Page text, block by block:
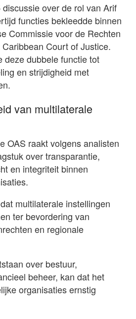
over de rol van Arif
functies bekleedde binnen
Commissie voor de Rechten
Court of Justice.
deze dubbele functie tot
en strijdigheid met
van multilaterale
OAS raakt volgens analisten
over transparantie,
en integriteit binnen
multilaterale instellingen
ter bevordering van
en regionale
over bestuur,
beheer, kan dat het
organisaties ernstig